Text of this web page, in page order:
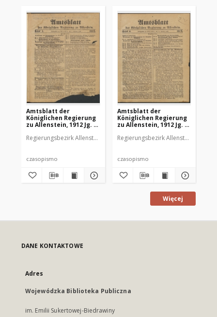
Amtsblatt der
Königlichen Regierung
zu Allenstein, 1912 Jg. 8,
Regierungsbezirk Allenstein
czasopismo
Amtsblatt der
Königlichen Regierung
zu Allenstein, 1912 Jg. 8,
Regierungsbezirk Allenstein
czasopismo
Więcej
DANE KONTAKTOWE
Adres
Wojewódzka Biblioteka Publiczna
im. Emilii Sukertowej-Biedrawiny